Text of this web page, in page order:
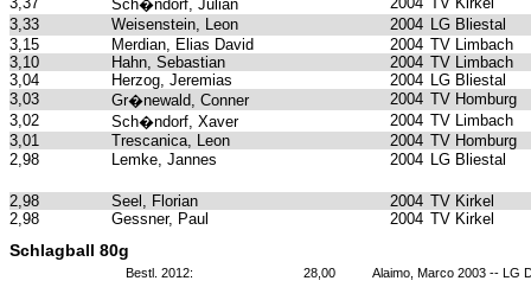
Sch�ndorf, Julian
3,33
Weisenstein, Leon 2004 LG Bliestal
3,15
Merdian, Elias David 2004 TV Limbach
3,10
Hahn, Sebastian 2004 TV Limbach
3,04
Herzog, Jeremias 2004 LG Bliestal
3,03
Gr�newald, Conner 2004 TV Homburg
3,02
Sch�ndorf, Xaver 2004 TV Limbach
3,01
Trescanica, Leon 2004 TV Homburg
2,98
Lemke, Jannes 2004 LG Bliestal
2,98 Seel, Florian 2004 TV Kirkel
2,98
Gessner, Paul 2004 TV Kirkel
Schlagball 80g
Bestl. 2012: 28,00 Alaimo, Marco 2003 -- LG